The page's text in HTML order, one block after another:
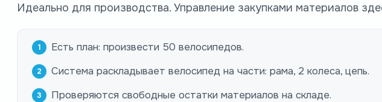
Идеально для производства. Управление закупками материалов
Есть план: произвести 50 велосипедов.
Система раскладывает велосипед на части: рама, 2 колеса, цепь.
Проверяются свободные остатки материалов на складе.